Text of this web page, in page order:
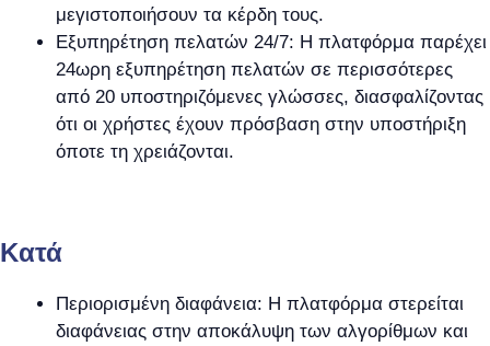
μεγιστοποιήσουν τα κέρδη τους.
Εξυπηρέτηση πελατών 24/7: Η πλατφόρμα παρέχει
24ωρη εξυπηρέτηση πελατών σε περισσότερες
από 20 υποστηριζόμενες γλώσσες, διασφαλίζοντας
ότι οι χρήστες έχουν πρόσβαση στην υποστήριξη
όποτε τη χρειάζονται.
Kατά
Περιορισμένη διαφάνεια: Η πλατφόρμα στερείται
διαφάνειας στην αποκάλυψη των αλγορίθμων και